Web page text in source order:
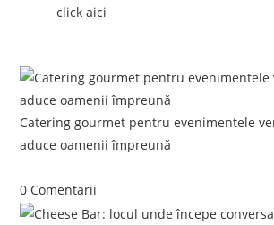
Email:click aici
Catering gourmet pentru evenimentele
aduce oamenii împreună
0 Comentarii